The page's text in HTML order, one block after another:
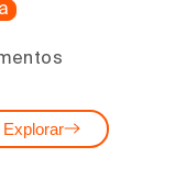
Explorar